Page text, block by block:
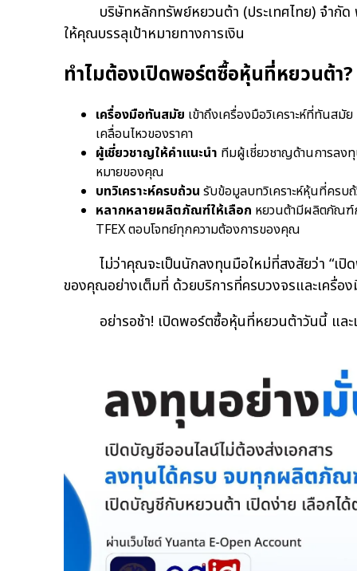
บริษัทหลักทรัพย์หยวนต้า (ประเทศไทย) จำกัด
ให้คุณบรรลุเป้าหมายทางการเงิน
ทำไมต้องเปิดพอร์ตซื้อหุ้นที่หยวนต้า?
เครื่องมือทันสมัย เข้าถึงเครื่องมือวิเคราะห์ที่ทันสมั
เคลื่อนไหวของราคา
ผู้เชี่ยวชาญให้คำแนะนำ ทีมผู้เชี่ยวชาญด้านการลงทุ
หมายของคุณ
บทวิเคราะห์ครบถ้วน รับข้อมูลบทวิเคราะห์หุ้นที่คร
หลากหลายผลิตภัณฑ์ให้เลือก หยวนต้ามีผลิตภัณฑ์
TFEX ตอบโจทย์ทุกความต้องการของคุณ
ไม่ว่าคุณจะเป็นนักลงทุนมือใหม่ที่สงสัยว่า “เปิ
ของคุณอย่างเต็มที่ ด้วยบริการที่ครบวงจรและเครื่อ
อย่ารอช้า! เปิดพอร์ตซื้อหุ้นที่หยวนต้าวันนี้ และเ